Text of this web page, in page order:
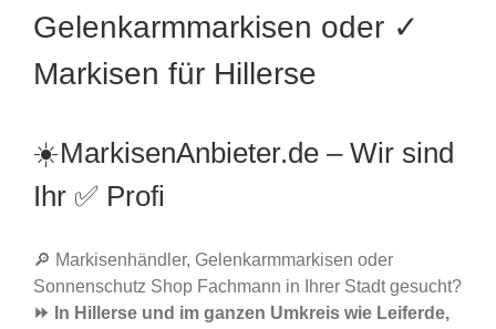
Gelenkarmmarkisen oder ✓
Markisen für Hillerse
☀️MarkisenAnbieter.de – Wir sind
Ihr ✅ Profi
🔎 Markisenhändler, Gelenkarmmarkisen oder
Sonnenschutz Shop Fachmann in Ihrer Stadt gesucht?
⏩ In Hillerse und im ganzen Umkreis wie Leiferde,